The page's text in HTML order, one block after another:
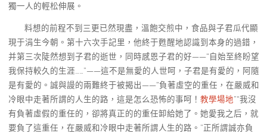
獨一人的輕松伸展。
料想的前程不到三更已然現盡，溫飽交煎中，食品與子君瓜代顯
現于涓生今朝。第十六次手記里，他終于甦醒地認識到本身的過錯，
并第三次陡然想到子君的逝世，同時感恩子君的好——“自始至終盼望
我保持較久的生涯……”——這不是無愛的人世呵，子君是有愛的，阿隨
是有愛的。誠與謾的兩難終于被揭出——“負著虛空的重任，在嚴威和
冷眼中走著所謂的人生的路，這是怎么恐怖的事呵！ 教學場地”“我沒
有負著虛假的重任的，卻將真正的的重任卸給她了。她愛我之后，就
要負了這重任，在嚴威和冷眼中走著所謂人生的路。”正所謂誠亦負